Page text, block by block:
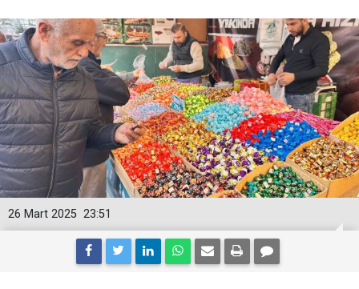
23:51
26 Mart 2025